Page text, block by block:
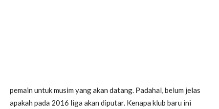
pemain untuk musim yang akan datang. Padahal, belum jelas
apakah pada 2016 liga akan diputar. Kenapa klub baru ini